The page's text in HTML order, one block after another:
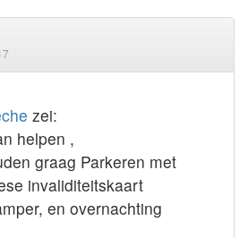
zei:
helpen ,
graag Parkeren met
invaliditeitskaart
en overnachting